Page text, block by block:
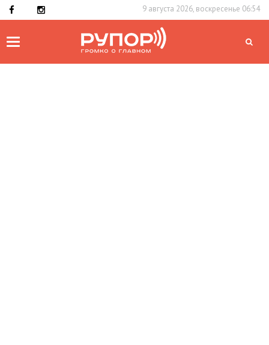
9 августа 2026, воскресенье 06:54
Toggle